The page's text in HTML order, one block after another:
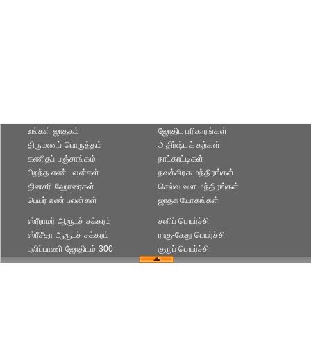
உங்கள் ஜாதகம்
திருமணப் பொருத்தம்
கணிதப் பஞ்சாங்கம்
ஜோதிட ப‌ரிகார‌ங்க‌ள்
அதிர்ஷ்டக் கற்கள்
நாட்காட்டிகள்
பிறந்த எண் பலன்கள்
தினசரி ஹோரைகள்
பெயர் எண் பலன்கள்
நவக்கிரக மந்திரங்கள்
செல்வ வள மந்திரங்கள்
ஜாதக யோகங்கள்
ஸ்ரீராமர் ஆரூடச் சக்கரம்
ஸ்ரீசீதா ஆரூடச் சக்கரம்
புலிப்பாணி ஜோதிடம் 300
சனிப் பெயர்ச்சி
ராகு-கேது பெயர்ச்சி
குருப் பெயர்ச்சி